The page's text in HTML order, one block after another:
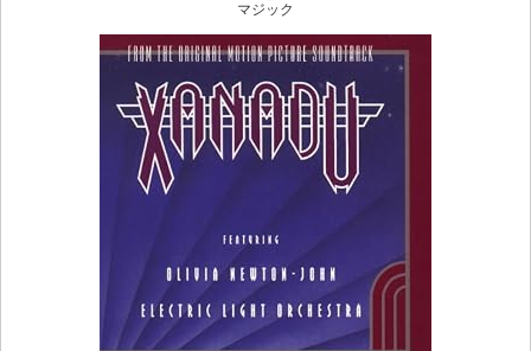
マジック